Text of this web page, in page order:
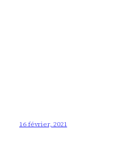
16 février, 2021